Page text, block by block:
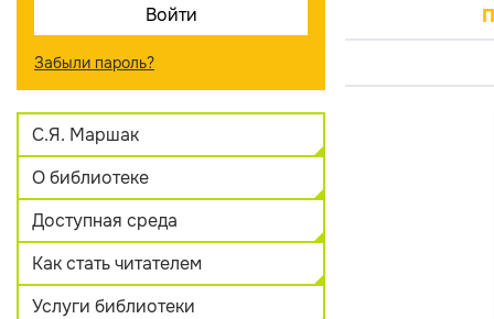
Забыли пароль?
С.Я. Маршак
О библиотеке
Доступная среда
Как стать читателем
Услуги библиотеки